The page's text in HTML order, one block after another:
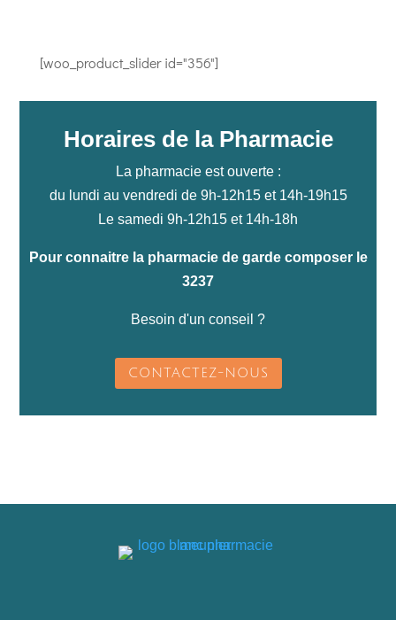
[woo_product_slider id="356"]
Horaires de la Pharmacie
La pharmacie est ouverte :
du lundi au vendredi de 9h-12h15 et 14h-19h15
Le samedi 9h-12h15 et 14h-18h
Pour connaitre la pharmacie de garde composer le
3237
Besoin d'un conseil ?
CONTACTEZ-NOUS